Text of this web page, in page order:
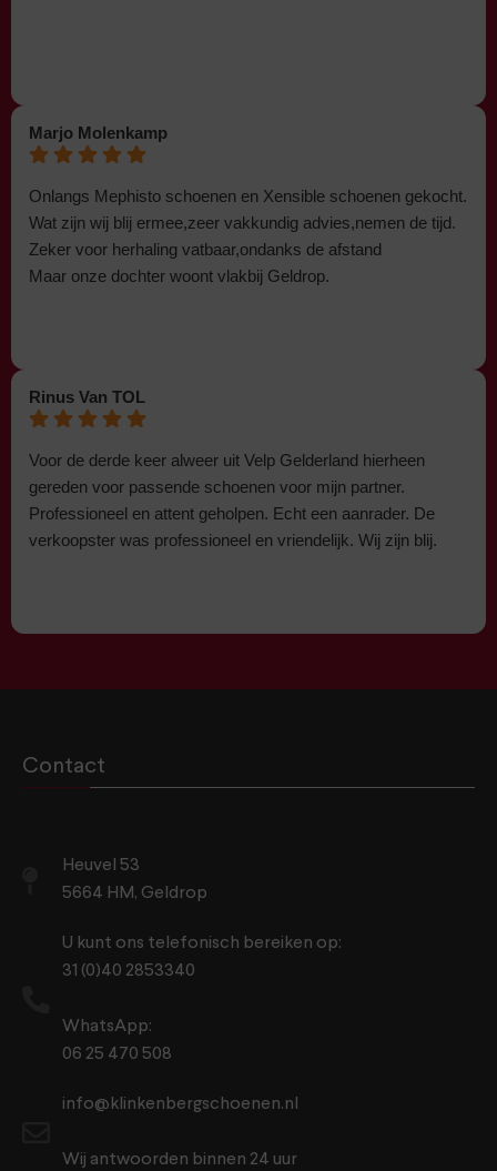
Marjo Molenkamp
Onlangs Mephisto schoenen en Xensible schoenen gekocht.
Wat zijn wij blij ermee,zeer vakkundig advies,nemen de tijd.
Zeker voor herhaling vatbaar,ondanks de afstand
Maar onze dochter woont vlakbij Geldrop.
Rinus Van TOL
Voor de derde keer alweer uit Velp Gelderland hierheen
gereden voor passende schoenen voor mijn partner.
Professioneel en attent geholpen. Echt een aanrader. De
verkoopster was professioneel en vriendelijk. Wij zijn blij.
Contact
Heuvel 53
5664 HM, Geldrop
U kunt ons telefonisch bereiken op:
31 (0)40 2853340
WhatsApp:
06 25 470 508
info@klinkenbergschoenen.nl
Wij antwoorden binnen 24 uur